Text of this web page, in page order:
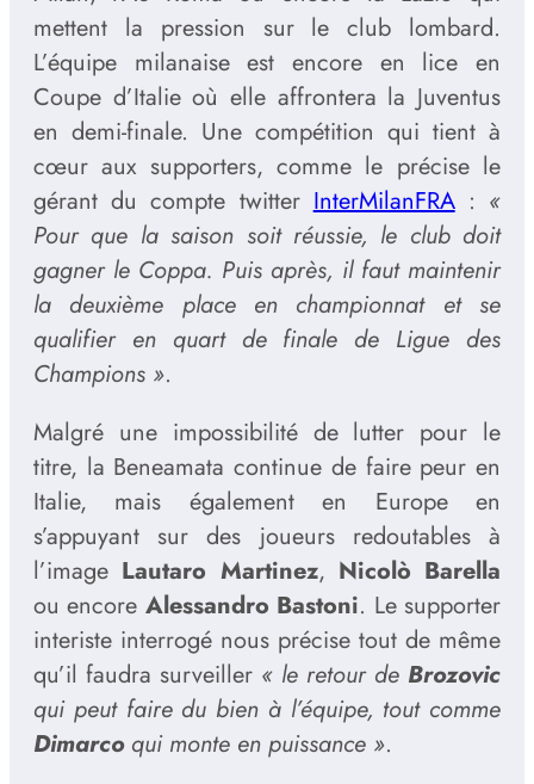
mettent la pression sur le club lombard.
L’équipe milanaise est encore en lice en
Coupe d’Italie où elle affrontera la Juventus
en demi-finale. Une compétition qui tient à
cœur aux supporters, comme le précise le
gérant du compte twitterInterMilanFRA: «
Pour que la saison soit réussie, le club doit
gagner le Coppa. Puis après, il faut maintenir
la deuxième place en championnat et se
qualifier en quart de finale de Ligue des
Champions ».
Malgré une impossibilité de lutter pour le
titre, la Beneamata continue de faire peur en
Italie, mais également en Europe en
s’appuyant sur des joueurs redoutables à
l’image Lautaro Martinez, Nicolò Barella
ou encore Alessandro Bastoni. Le supporter
interiste interrogé nous précise tout de même
qu’il faudra surveiller « le retour de Brozovic
qui peut faire du bien à l’équipe, tout comme
Dimarcoqui monte en puissance ».